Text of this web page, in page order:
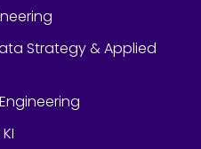
Strategy & Applied